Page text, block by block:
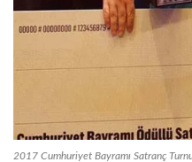
2017 Cumhuriyet Bayramı Satranç